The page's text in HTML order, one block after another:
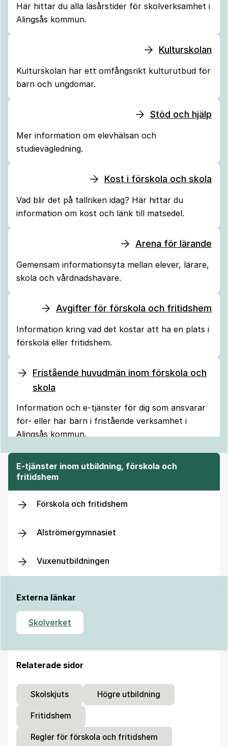
Här hittar du alla läsårstider för skolverksamhet i
Alingsås kommun.
Kulturskolan
Kulturskolan har ett omfångsrikt kulturutbud för
barn och ungdomar.
Stöd och hjälp
Mer information om elevhälsan och
studievägledning.
Kost i förskola och skola
Vad blir det på tallriken idag? Här hittar du
information om kost och länk till matsedel.
Arena för lärande
Gemensam informationsyta mellan elever, lärare,
skola och vårdnadshavare.
Avgifter för förskola och fritidshem
Information kring vad det kostar att ha en plats i
förskola eller fritidshem.
Fristående huvudmän inom förskola och
skola
Information och e-tjänster för dig som ansvarar
för- eller har barn i fristående verksamhet i
Alingsås kommun.
E-tjänster inom utbildning, förskola och
fritidshem
Förskola och fritidshem
Alströmergymnasiet
Vuxenutbildningen
Externa länkar
Skolverket
Relaterade sidor
Skolskjuts Högre utbildning
Fritidshem
Regler för förskola och fritidshem